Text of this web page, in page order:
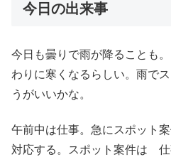
今日の出来事
今日も曇りで雨が降ることも
わりに寒くなるらしい。雨で
うがいいかな。
午前中は仕事。急にスポット
対応する。スポット案件は